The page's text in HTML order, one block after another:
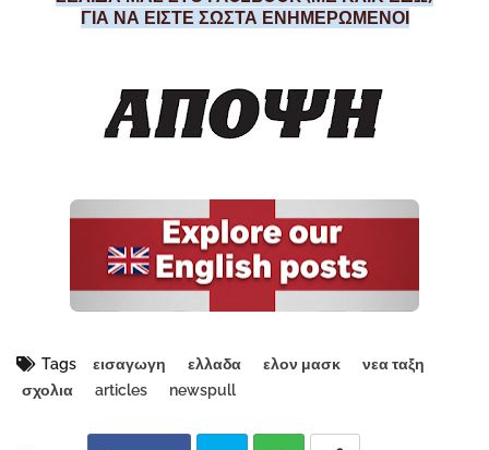
ΓΙΑ ΝΑ ΕΙΣΤΕ ΣΩΣΤΑ ΕΝΗΜΕΡΩΜΕΝΟΙ
Tags εισαγωγη ελλαδα ελον μασκ
νεα ταξη
σχολια
articles newspull